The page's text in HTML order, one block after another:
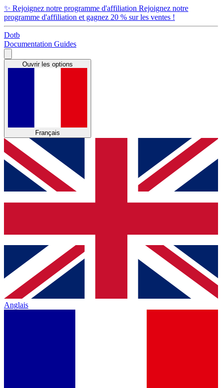
✨ Rejoignez notre programme d'affiliation Rejoignez notre
programme d'affiliation et gagnez 20 % sur les ventes !
Dotb
Documentation Guides
Ouvrir les options
Français
Anglais